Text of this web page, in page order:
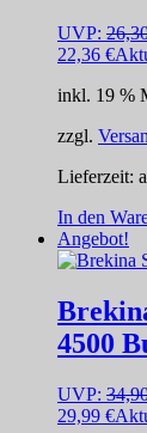
UVP:
22,36 €
inkl. 19 %
zzgl.
Lieferzeit:
In den
Angebot!
4500
UVP:
29,99 €